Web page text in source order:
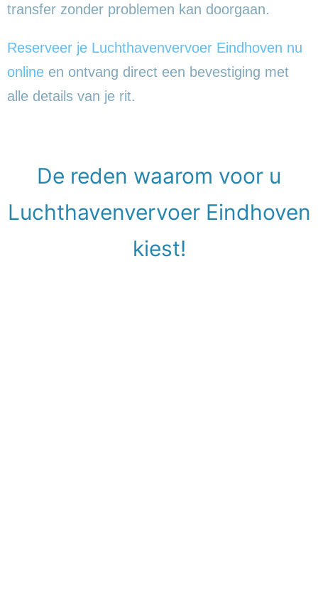
transfer zonder problemen kan doorgaan.
Reserveer je Luchthavenvervoer Eindhoven nu
online en ontvang direct een bevestiging met
alle details van je rit.
De reden waarom voor u
Luchthavenvervoer Eindhoven
kiest!